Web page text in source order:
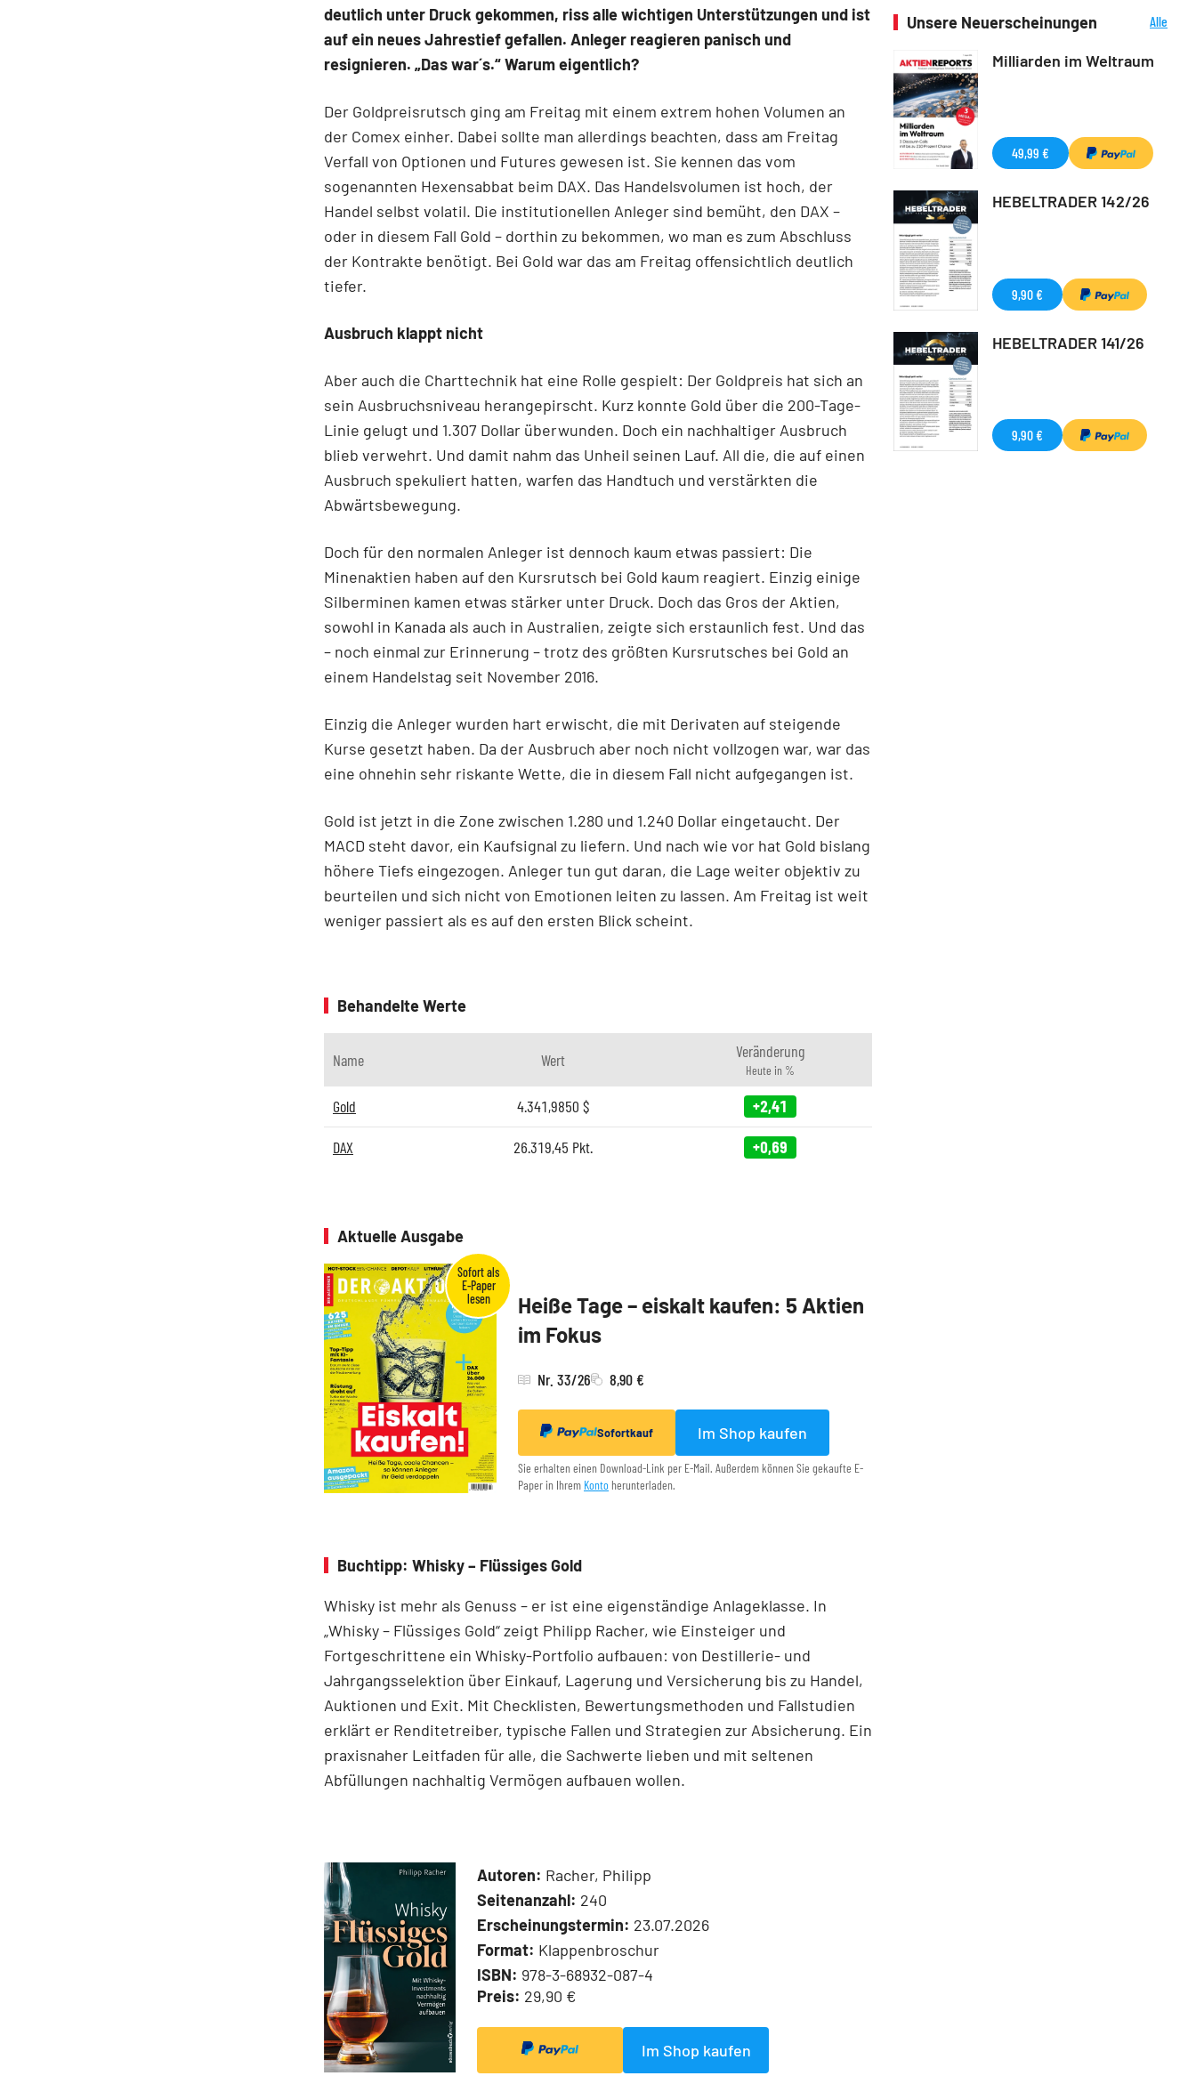
deutlich unter Druck gekommen, riss alle wichtigen Unterstützungen und ist
auf ein neues Jahrestief gefallen. Anleger reagieren panisch und
resignieren. „Das war´s.“ Warum eigentlich?
Der Goldpreisrutsch ging am Freitag mit einem extrem hohen Volumen an
der Comex einher. Dabei sollte man allerdings beachten, dass am Freitag
Verfall von Optionen und Futures gewesen ist. Sie kennen das vom
sogenannten Hexensabbat beim DAX. Das Handelsvolumen ist hoch, der
Handel selbst volatil. Die institutionellen Anleger sind bemüht, den DAX –
oder in diesem Fall Gold – dorthin zu bekommen, wo man es zum Abschluss
der Kontrakte benötigt. Bei Gold war das am Freitag offensichtlich deutlich
tiefer.
Ausbruch klappt nicht
Aber auch die Charttechnik hat eine Rolle gespielt: Der Goldpreis hat sich an
sein Ausbruchsniveau herangepirscht. Kurz konnte Gold über die 200-Tage-
Linie gelugt und 1.307 Dollar überwunden. Doch ein nachhaltiger Ausbruch
blieb verwehrt. Und damit nahm das Unheil seinen Lauf. All die, die auf einen
Ausbruch spekuliert hatten, warfen das Handtuch und verstärkten die
Abwärtsbewegung.
Doch für den normalen Anleger ist dennoch kaum etwas passiert: Die
Minenaktien haben auf den Kursrutsch bei Gold kaum reagiert. Einzig einige
Silberminen kamen etwas stärker unter Druck. Doch das Gros der Aktien,
sowohl in Kanada als auch in Australien, zeigte sich erstaunlich fest. Und das
– noch einmal zur Erinnerung – trotz des größten Kursrutsches bei Gold an
einem Handelstag seit November 2016.
Einzig die Anleger wurden hart erwischt, die mit Derivaten auf steigende
Kurse gesetzt haben. Da der Ausbruch aber noch nicht vollzogen war, war das
eine ohnehin sehr riskante Wette, die in diesem Fall nicht aufgegangen ist.
Gold ist jetzt in die Zone zwischen 1.280 und 1.240 Dollar eingetaucht. Der
MACD steht davor, ein Kaufsignal zu liefern. Und nach wie vor hat Gold bislang
höhere Tiefs eingezogen. Anleger tun gut daran, die Lage weiter objektiv zu
beurteilen und sich nicht von Emotionen leiten zu lassen. Am Freitag ist weit
weniger passiert als es auf den ersten Blick scheint.
Behandelte Werte
Name Wert Veränderung
Heute in %
Gold 4.341,9850 $ +2,41
DAX 26.319,45 Pkt. +0,69
Aktuelle Ausgabe
Heiße Tage – eiskalt kaufen: 5 Aktien
im Fokus
Nr. 33/26 8,90 €
Sofortkauf Im Shop kaufen
Sie erhalten einen Download-Link per E-Mail. Außerdem können Sie gekaufte E-
Paper in Ihrem Konto herunterladen.
Buchtipp: Whisky – Flüssiges Gold
Whisky ist mehr als Genuss – er ist eine eigenständige Anlageklasse. In
„Whisky – Flüssiges Gold“ zeigt Philipp Racher, wie Einsteiger und
Fortgeschrittene ein Whisky-Portfolio aufbauen: von Destillerie- und
Jahrgangsselektion über Einkauf, Lagerung und Versicherung bis zu Handel,
Auktionen und Exit. Mit Checklisten, Bewertungsmethoden und Fallstudien
erklärt er Renditetreiber, typische Fallen und Strategien zur Absicherung. Ein
praxisnaher Leitfaden für alle, die Sachwerte lieben und mit seltenen
Abfüllungen nachhaltig Vermögen aufbauen wollen.
Autoren: Racher, Philipp
Seitenanzahl: 240
Erscheinungstermin: 23.07.2026
Format: Klappenbroschur
ISBN: 978-3-68932-087-4
Preis: 29,90 €
Im Shop kaufen
Unsere Neuerscheinungen
Alle
Milliarden im Weltraum
49,99 €
HEBELTRADER 142/26
9,90 €
HEBELTRADER 141/26
9,90 €